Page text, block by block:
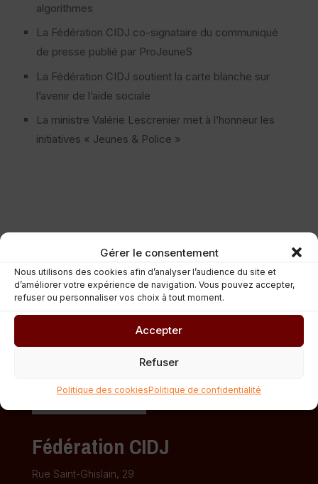
Gérer le consentement
Nous utilisons des cookies afin d’analyser l’audience du site et
d’améliorer votre expérience de navigation. Vous pouvez accepter,
refuser ou personnaliser vos choix à tout moment.
Accepter
Refuser
Politique des cookiesPolitique de confidentialité
algorithmes
La Fédération CIDJ co-signataire du communiqué
de presse publié par ProJeuneS
La Fédération CIDJ soutient la carte blanche sur
l’avenir de l’aide sociale
La ministre Valérie Lescrenier met à l’honneur les
initiatives « Jeunes & Police »
Fédération CIDJ
Rue Saint-Ghislain, 29